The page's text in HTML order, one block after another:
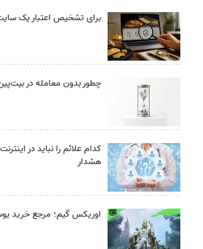
برای تشخیص اعتبار یک
چطور بدون معامله در
کدام علائم را نباید در
هشدار
اوریکس گیم؛ مرجع خرید